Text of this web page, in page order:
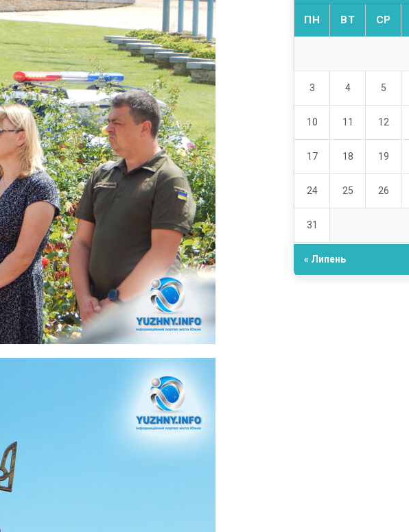
ПН ВТ СР
3 4 5
10 11 12
17 18 19
24 25 26
31
« Липень